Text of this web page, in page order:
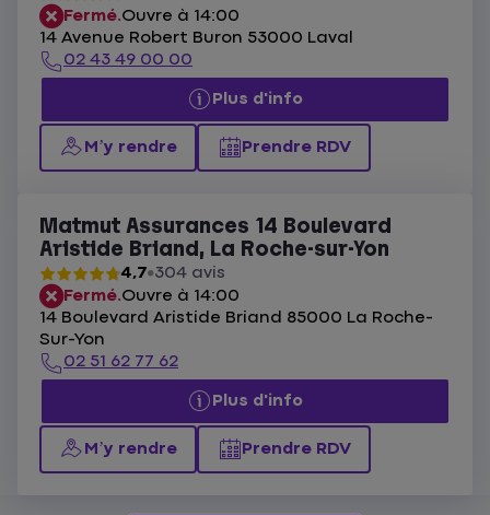
Fermé.Ouvre à 14:00
14 Avenue Robert Buron 53000 Laval
02 43 49 00 00
Plus d'info
M’y rendre Prendre RDV
Matmut Assurances 14 Boulevard
Aristide Briand, La Roche-sur-Yon
4,7 304 avis
Fermé.Ouvre à 14:00
14 Boulevard Aristide Briand 85000 La Roche-
Sur-Yon
02 51 62 77 62
Plus d'info
M’y rendre Prendre RDV